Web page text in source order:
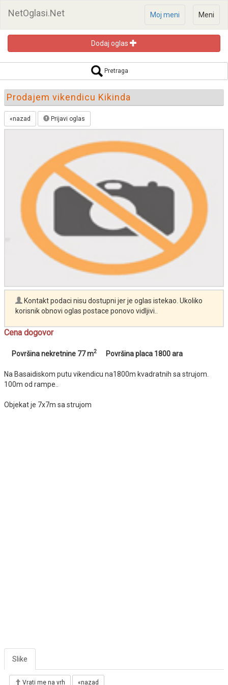
NetOglasi.Net Meni
Moj meni
Dodaj oglas
Pretraga
Pretraga oglasa
Pretraži
Prodajem vikendicu Kikinda
«nazad Prijavi oglas
Kontakt podaci nisu dostupni jer je oglas istekao. Ukoliko
korisnik obnovi oglas postace ponovo vidljivi..
Cena dogovor
Površina nekretnine 77 m2 Površina placa 1800 ara
Na Basaidiskom putu vikendicu na1800m kvadratnih sa strujom.
100m od rampe..
Objekat je 7x7m sa strujom
Slike
Vrati me na vrh «nazad